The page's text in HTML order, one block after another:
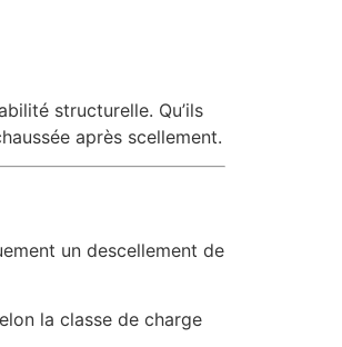
structurelle. Qu’ils
après scellement.
un descellement de
la classe de charge